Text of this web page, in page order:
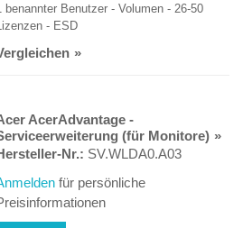
benannter Benutzer - Volumen - 26-50
- ESD
AcerAdvantage -
(für Monitore)
Nr.: SV.WLDA0.A03
für persönliche